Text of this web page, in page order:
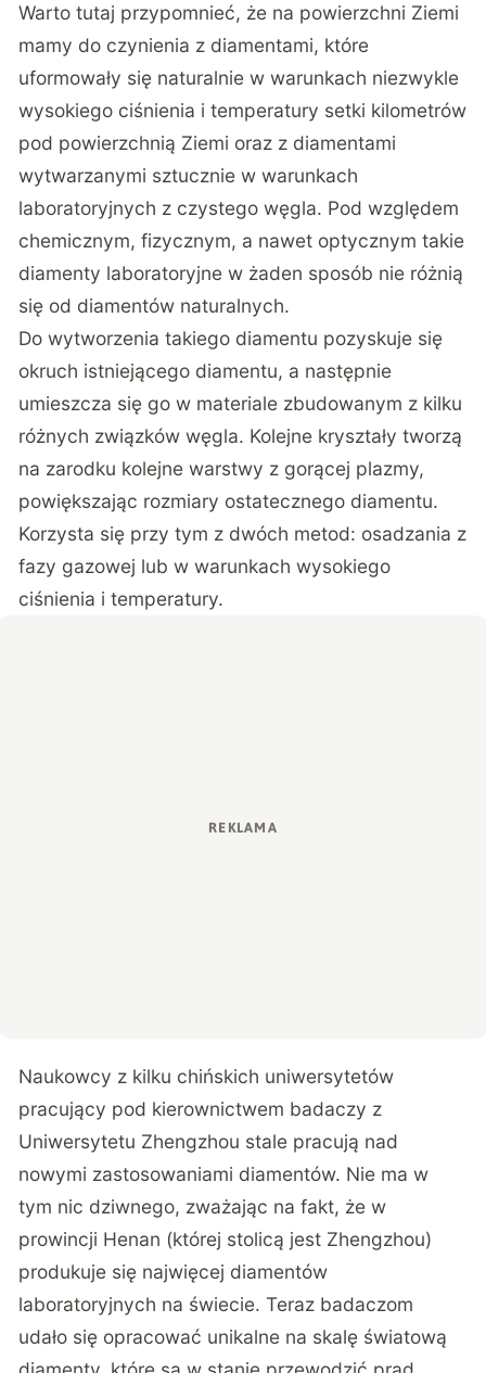
Warto tutaj przypomnieć, że na powierzchni Ziemi
mamy do czynienia z diamentami, które
uformowały się naturalnie w warunkach niezwykle
wysokiego ciśnienia i temperatury setki kilometrów
pod powierzchnią Ziemi oraz z diamentami
wytwarzanymi sztucznie w warunkach
laboratoryjnych z czystego węgla. Pod względem
chemicznym, fizycznym, a nawet optycznym takie
diamenty laboratoryjne w żaden sposób nie różnią
się od diamentów naturalnych.
Do wytworzenia takiego diamentu pozyskuje się
okruch istniejącego diamentu, a następnie
umieszcza się go w materiale zbudowanym z kilku
różnych związków węgla. Kolejne kryształy tworzą
na zarodku kolejne warstwy z gorącej plazmy,
powiększając rozmiary ostatecznego diamentu.
Korzysta się przy tym z dwóch metod: osadzania z
fazy gazowej lub w warunkach wysokiego
ciśnienia i temperatury.
Naukowcy z kilku chińskich uniwersytetów
pracujący pod kierownictwem badaczy z
Uniwersytetu Zhengzhou stale pracują nad
nowymi zastosowaniami diamentów. Nie ma w
tym nic dziwnego, zważając na fakt, że w
prowincji Henan (której stolicą jest Zhengzhou)
produkuje się najwięcej diamentów
laboratoryjnych na świecie. Teraz badaczom
udało się opracować unikalne na skalę światową